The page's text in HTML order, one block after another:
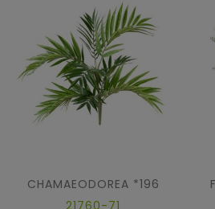
CHAMAEODOREA *196